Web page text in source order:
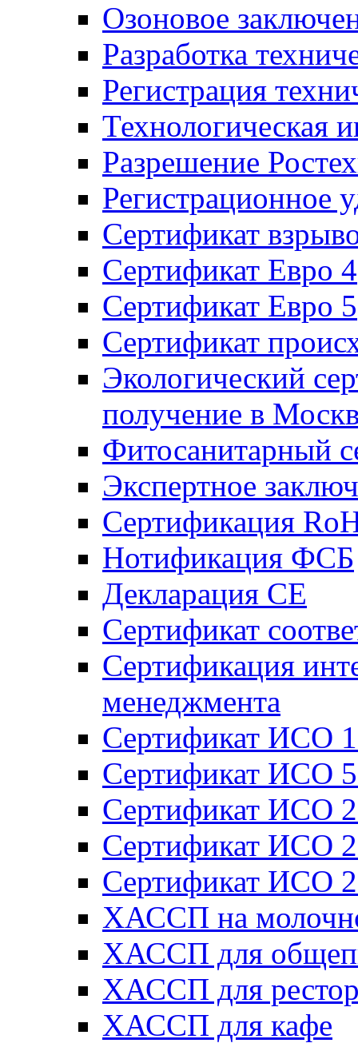
Озоновое
Разработка
Регистрация
Технологическая
Разрешение
Регистрационное
Сертификат
Сертификат Евро 4
Сертификат Евро 5
Сертификат
Экологический
получение в
Фитосанитарный
Экспертное
Сертификация
Нотификация ФСБ
Декларация СЕ
Сертификат
Сертификация
менеджмента
Сертификат ИСО
Сертификат ИСО
Сертификат ИСО
Сертификат ИСО
Сертификат ИСО
ХАССП на
ХАССП для
ХАССП для
ХАССП для кафе